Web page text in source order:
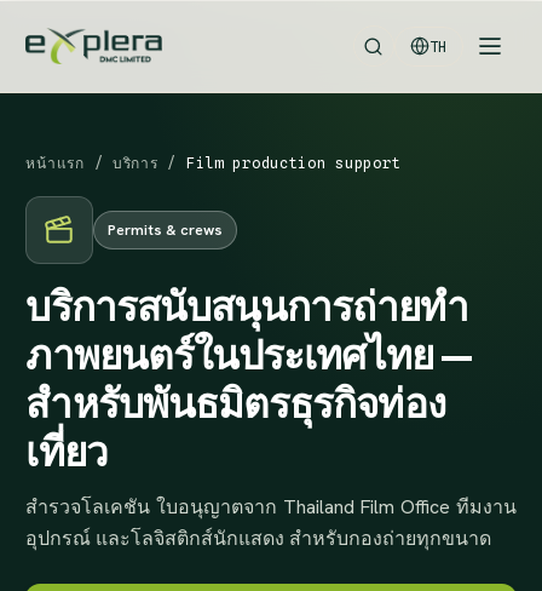
TH
หน้าแรก / บริการ / Film production support
Permits & crews
บริการสนับสนุนการถ่ายทำ
ภาพยนตร์ในประเทศไทย —
สำหรับพันธมิตรธุรกิจท่อง
เที่ยว
สำรวจโลเคชัน ใบอนุญาตจาก Thailand Film Office ทีมงาน
อุปกรณ์ และโลจิสติกส์นักแสดง สำหรับกองถ่ายทุกขนาด